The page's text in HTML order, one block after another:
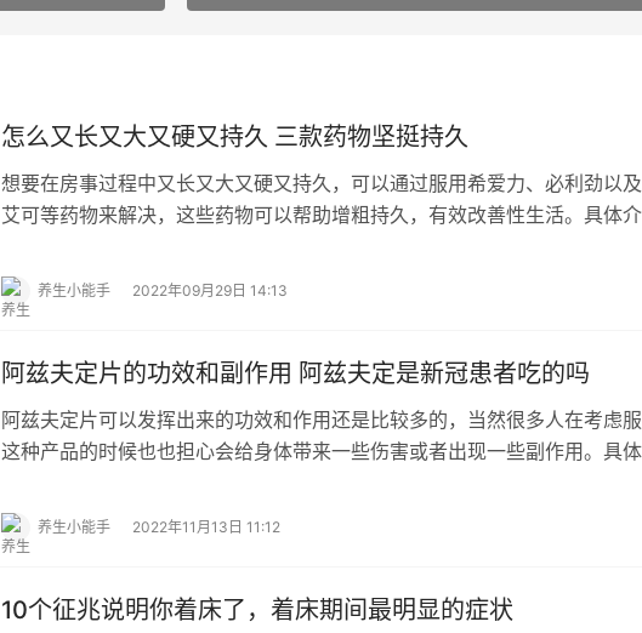
怎么又长又大又硬又持久 三款药物坚挺持久
想要在房事过程中又长又大又硬又持久，可以通过服用希爱力、必利劲以
艾可等药物来解决，这些药物可以帮助增粗持久，有效改善性生活。具体介
养生小能手 2022年09月29日 14:13
阿兹夫定片的功效和副作用 阿兹夫定是新冠患者吃的吗
阿兹夫定片可以发挥出来的功效和作用还是比较多的，当然很多人在考虑
这种产品的时候也也担心会给身体带来一些伤害或者出现一些副作用。具体
养生小能手 2022年11月13日 11:12
10个征兆说明你着床了，着床期间最明显的症状